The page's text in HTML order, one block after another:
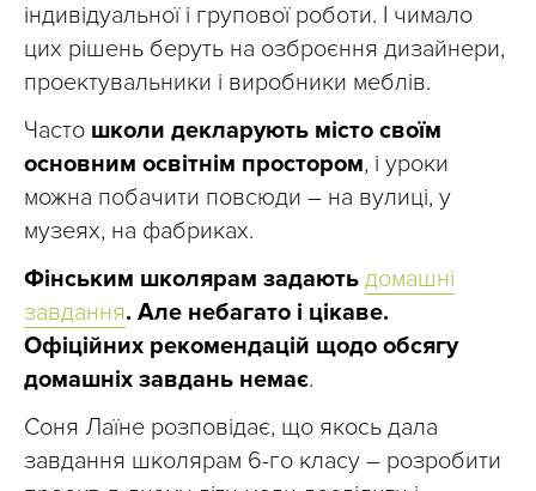
індивідуальної і групової роботи. І чимало
цих рішень беруть на озброєння дизайнери,
проектувальники і виробники меблів.
Часто школи декларують місто своїм
основним освітнім простором, і уроки
можна побачити повсюди – на вулиці, у
музеях, на фабриках.
Фінським школярам задають домашні
завдання. Але небагато і цікаве.
Офіційних рекомендацій щодо обсягу
домашніх завдань немає.
Соня Лаїне розповідає, що якось дала
завдання школярам 6-го класу – розробити